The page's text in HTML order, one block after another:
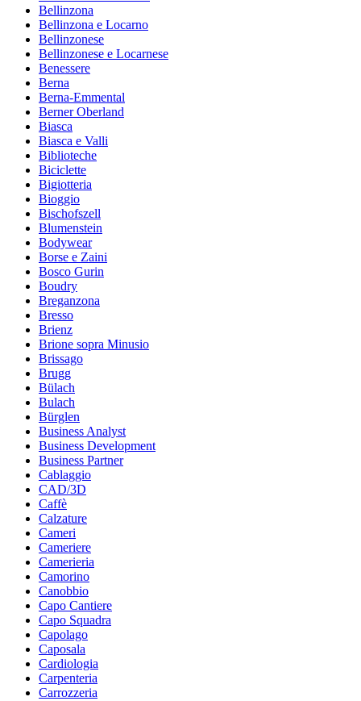
Bellinzona
Bellinzona e Locarno
Bellinzonese
Bellinzonese e Locarnese
Benessere
Berna
Berna-Emmental
Berner Oberland
Biasca
Biasca e Valli
Biblioteche
Biciclette
Bigiotteria
Bioggio
Bischofszell
Blumenstein
Bodywear
Borse e Zaini
Bosco Gurin
Boudry
Breganzona
Bresso
Brienz
Brione sopra Minusio
Brissago
Brugg
Bülach
Bulach
Bürglen
Business Analyst
Business Development
Business Partner
Cablaggio
CAD/3D
Caffè
Calzature
Cameri
Cameriere
Camerieria
Camorino
Canobbio
Capo Cantiere
Capo Squadra
Capolago
Caposala
Cardiologia
Carpenteria
Carrozzeria